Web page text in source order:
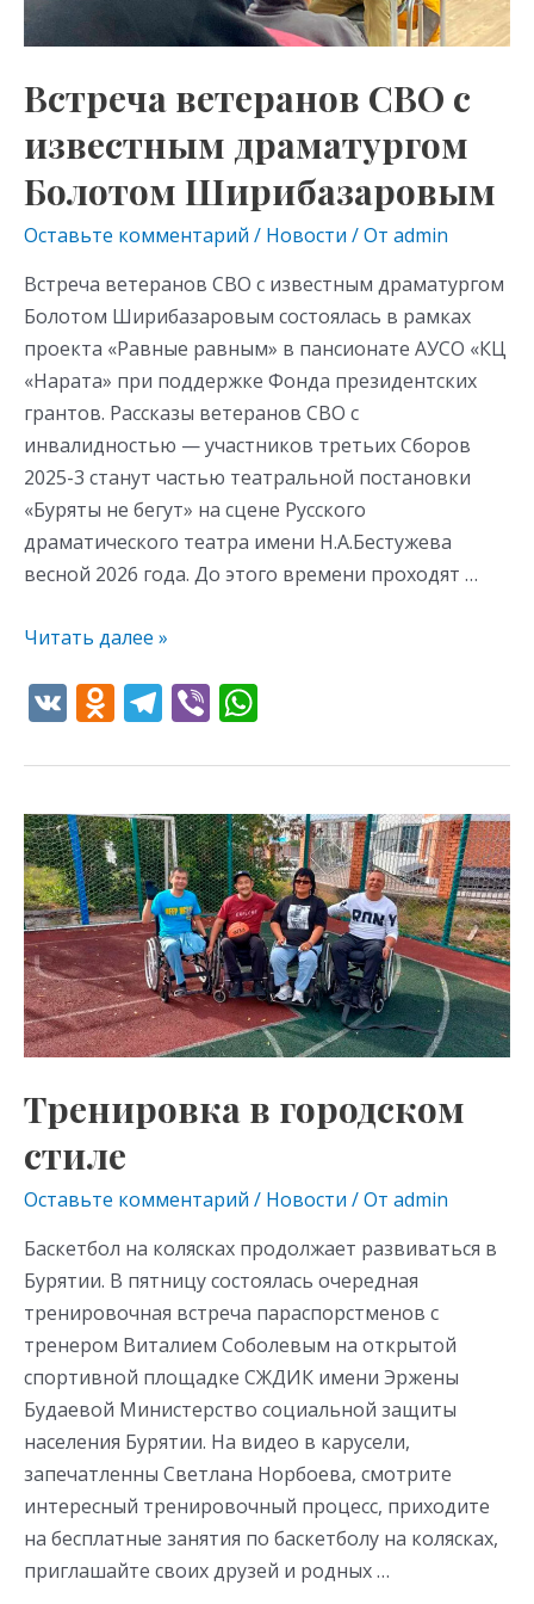
Встреча ветеранов СВО с
известным драматургом
Болотом Ширибазаровым
Оставьте комментарий / Новости / От admin
Встреча ветеранов СВО с известным драматургом
Болотом Ширибазаровым состоялась в рамках
проекта «Равные равным» в пансионате АУСО «КЦ
«Нарата» при поддержке Фонда президентских
грантов. Рассказы ветеранов СВО с
инвалидностью — участников третьих Сборов
2025-3 станут частью театральной постановки
«Буряты не бегут» на сцене Русского
драматического театра имени Н.А.Бестужева
весной 2026 года. До этого времени проходят …
Болотом
Ширибазаровым
Читать далее »
V O
n
o
kl
as
s
ni
ki
T
e
gr
a
m
Vi
er at
s
A
p
p
Тренировка в городском
стиле
Оставьте комментарий / Новости / От admin
Баскетбол на колясках продолжает развиваться в
Бурятии. В пятницу состоялась очередная
тренировочная встреча параспорстменов с
тренером Виталием Соболевым на открытой
спортивной площадке СЖДИК имени Эржены
Будаевой Министерство социальной защиты
населения Бурятии. На видео в карусели,
запечатленны Светлана Норбоева, смотрите
интересный тренировочный процесс, приходите
на бесплатные занятия по баскетболу на колясках,
приглашайте своих друзей и родных …
Тренировка
в
городском
стиле